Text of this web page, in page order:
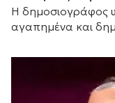
H δημοσιογράφος
αγαπημένα και